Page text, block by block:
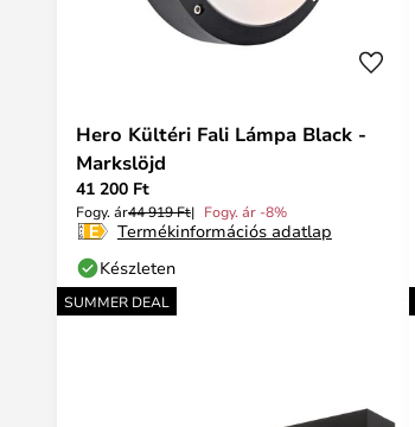
Hero Kültéri Fali Lámpa Black -
Markslöjd
41 200 Ft
Fogy. ár44 919 Ft Fogy. ár -8%
Termékinformációs adatlap
Készleten
SUMMER DEAL